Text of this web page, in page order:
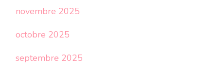
novembre 2025
octobre 2025
septembre 2025